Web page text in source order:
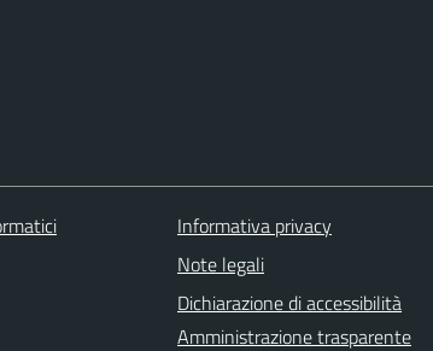
Informativa privacy
Note legali
Dichiarazione di accessibilità
Amministrazione trasparente